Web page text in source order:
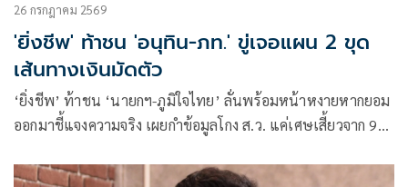
26 กรกฎาคม 2569
'ยิ่งชีพ' ท้าชน 'อนุทิน-ภท.' ขู่เจอแผน 2 ขุด
เส้นทางเงินมัดตัว
‘ยิ่งชีพ’ ท้าชน ‘นายกฯ-ภูมิใจไทย’ ลั่นพร้อมหน้าหงายหากยอม
ออกมาชี้แจงความจริง เผยกำข้อมูลโกง ส.ว. แค่เศษเสี้ยวจาก 9
ซ้ำ